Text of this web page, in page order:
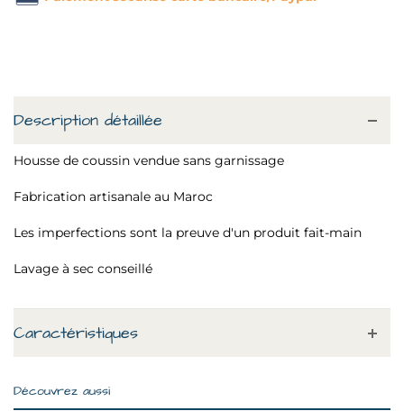
Description détaillée
Housse de coussin vendue sans garnissage
Fabrication artisanale au Maroc
Les imperfections sont la preuve d'un produit fait-main
Lavage à sec conseillé
Caractéristiques
Découvrez aussi